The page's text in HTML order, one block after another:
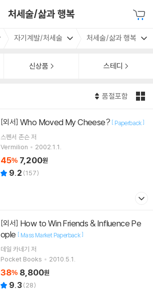
처세술/삶과 행복
자기계발/처세술 처세술/삶과 행복
신상품 스테디
품절포함
[외서] Who Moved My Cheese? [ Paperback]
스펜서 존슨저
Vermilion
2002.1.1.
45% 7,200원
9.2 (157)
[외서]
ople [ Mass Market Paperback]
데일 카네기 저
Pocket Books
2010.5.1.
38% 8,800원
9.3(28)